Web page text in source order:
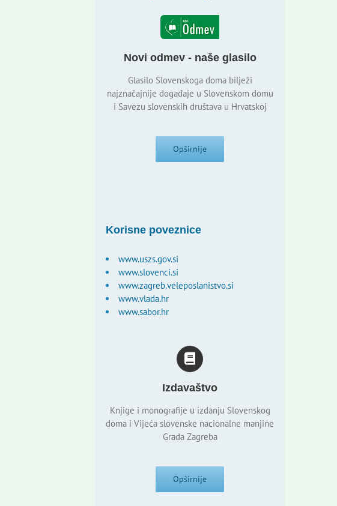
Novi odmev - naše glasilo
Glasilo Slovenskoga doma bilježi
najznačajnije događaje u Slovenskom domu
i Savezu slovenskih društava u Hrvatskoj
Opširnije
Korisne poveznice
www.uszs.gov.si
www.slovenci.si
www.zagreb.veleposlanistvo.si
www.vlada.hr
www.sabor.hr
Izdavaštvo
Knjige i monografije u izdanju Slovenskog
doma i Vijeća slovenske nacionalne manjine
Grada Zagreba
Opširnije